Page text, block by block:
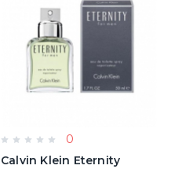
0
Calvin Klein Eternity